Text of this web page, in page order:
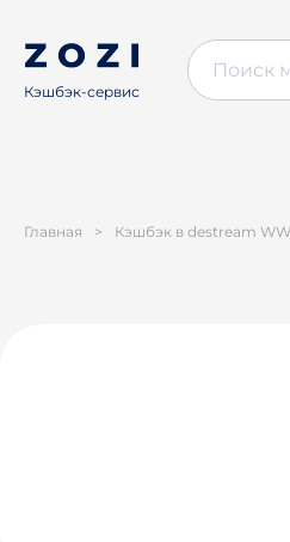
Кэшбэк-сервис
Главная > Кэшбэк в destream WW